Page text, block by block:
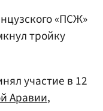
«ПСЖ»
тройку
участие в 12
Аравии,